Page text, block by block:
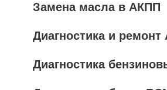
Замена масла в АКПП
Диагностика и
Диагностика